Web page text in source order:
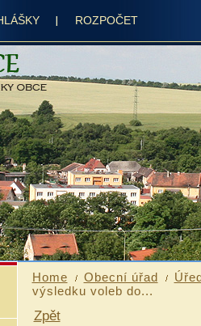
ROZPOČET
Home Obecní úřad
výsledku voleb do...
Zpět